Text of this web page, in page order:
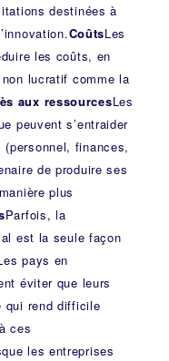
destinées à
CoûtsLes
les coûts, en
lucratif comme la
aux ressourcesLes
peuvent s’entraider
finances,
de produire ses
plus
Parfois, la
est la seule façon
pays en
éviter que leurs
qui rend difficile
ces
les entreprises